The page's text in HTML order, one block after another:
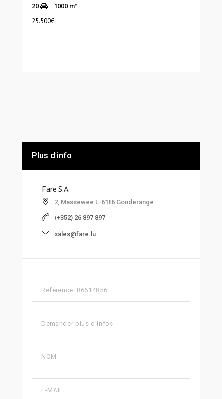
20 1000 m²
25.500€
Plus d’info
Fare S.A.
2, Massewee L-6186 Gonderange
(+352) 26 897 897
sales@fare.lu